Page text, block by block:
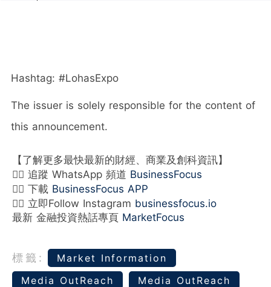
Hashtag: #LohasExpo
The issuer is solely responsible for the content of
this announcement.
【了解更多最快最新的財經、商業及創科資訊】
👉🏻 追蹤 WhatsApp 頻道 BusinessFocus
👉🏻 下載 BusinessFocus APP
👉🏻 立即Follow Instagram businessfocus.io
最新 金融投資熱話專頁 MarketFocus
標籤:
Market Information
Media OutReach
Media OutReach